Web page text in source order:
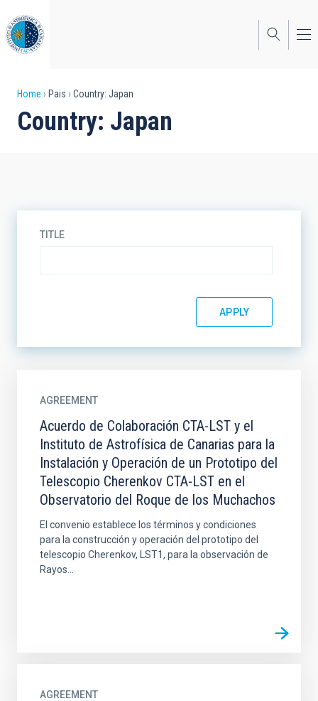
to
main
content
Breadcrumb
Home Pais Country: Japan
Country: Japan
TITLE
AGREEMENT
Acuerdo de Colaboración CTA-LST y el
Instituto de Astrofísica de Canarias para la
Instalación y Operación de un Prototipo del
Telescopio Cherenkov CTA-LST en el
Observatorio del Roque de los Muchachos
El convenio establece los términos y condiciones
para la construcción y operación del prototipo del
telescopio Cherenkov, LST1, para la observación de
Rayos...
AGREEMENT